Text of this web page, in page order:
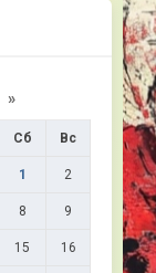
»
Сб Вс
1 2
8 9
15 16